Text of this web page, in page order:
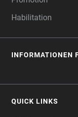
Habilitation
INFORMATIONEN
QUICK LINKS